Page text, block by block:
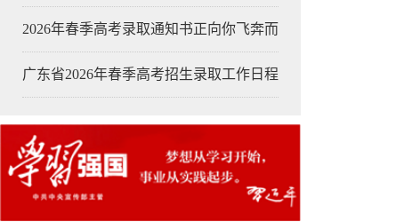
2026年春季高考录取通知书正向你飞奔而
广东省2026年春季高考招生录取工作日程